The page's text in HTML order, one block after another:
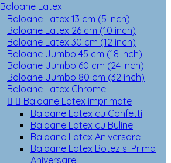
Baloane Latex
Baloane Latex 13 cm (5 inch)
Baloane Latex 26 cm (10 inch)
Baloane Latex 30 cm (12 inch)
Baloane Jumbo 45 cm (18 inch)
Baloane Jumbo 60 cm (24 inch)
Baloane Jumbo 80 cm (32 inch)
Baloane Latex Chrome
  Baloane Latex imprimate
Baloane Latex cu Confetti
Baloane Latex cu Buline
Baloane Latex Aniversare
Baloane Latex Botez si Prima
Aniversare